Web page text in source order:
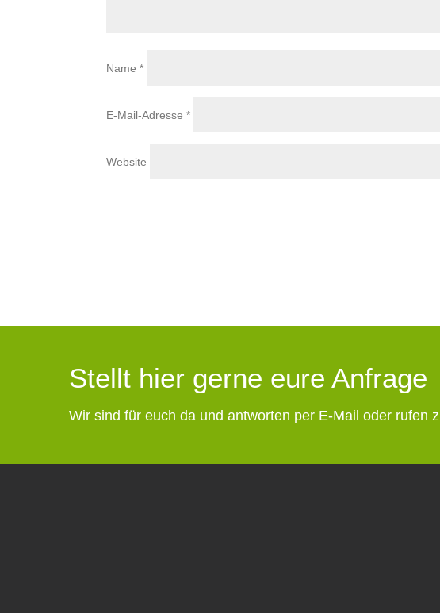
Name*
E-Mail-Adresse*
Website
Stellt hier gerne eure Anfrage
Wir sind für euch da und antworten per E-Mail oder rufen